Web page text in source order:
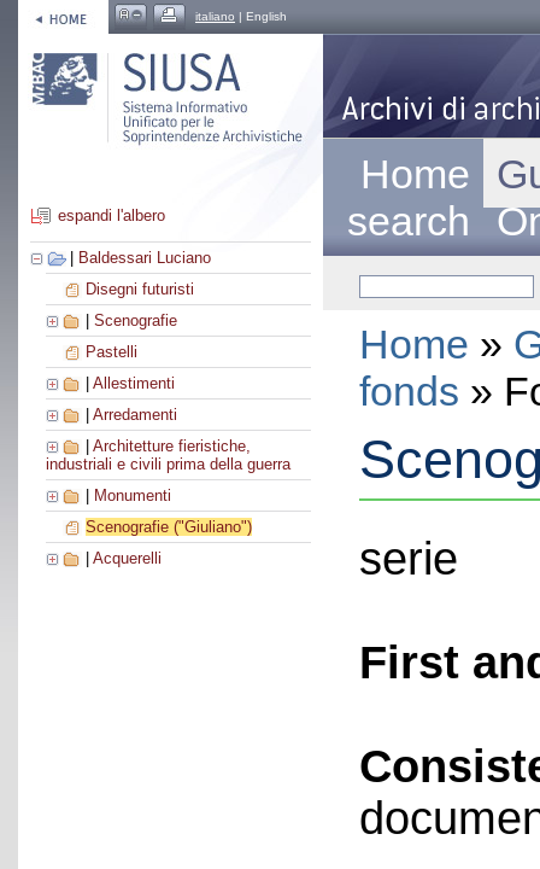
italiano | English
espandi l'albero
Baldessari Luciano
Disegni futuristi
Scenografie
Pastelli
Allestimenti
Arredamenti
Architetture fieristiche,
industriali e civili prima della guerra
Monumenti
Scenografie ("Giuliano")
Acquerelli
Home
search
Home »
fonds »
serie
First